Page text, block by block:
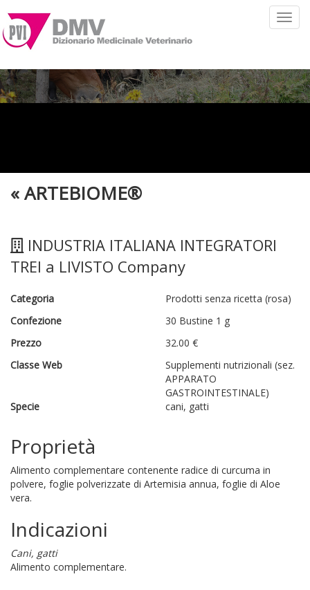
«ARTEBIOME®
INDUSTRIA ITALIANA INTEGRATORI
TREI a LIVISTO Company
Categoria
Prodotti senza ricetta (rosa)
Confezione
30 Bustine 1 g
Prezzo
32.00 €
Classe Web
Supplementi nutrizionali (sez.
APPARATO
GASTROINTESTINALE)
Specie
cani, gatti
Proprietà
Alimento complementare contenente radice di curcuma in
polvere, foglie polverizzate di Artemisia annua, foglie di Aloe
vera.
Indicazioni
Cani, gatti
Alimento complementare.